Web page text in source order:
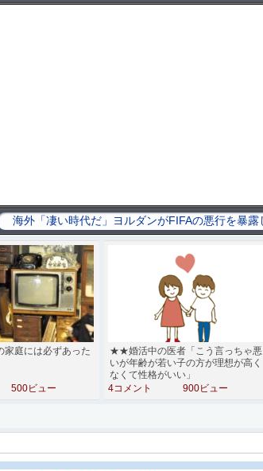
家庭には必ずあった
500ビュー
★★婚活中の医者「こう言っちゃ悪
いが年齢が若い子の方が理想が高く
なくて性格がいい」
4コメント
900ビュー